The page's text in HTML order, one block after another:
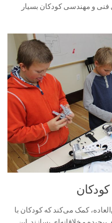
فنی و مهندسی کودکان بسیار
کمک می‌کند که کودکان با